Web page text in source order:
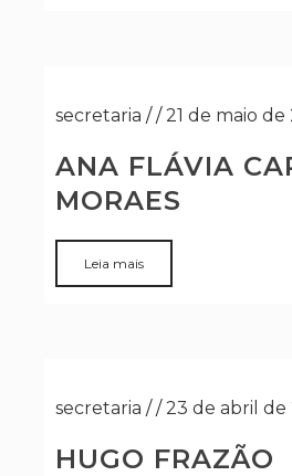
secretaria //21 de maio de
ANA FLÁVIA
MORAES
Leia mais
secretaria //23 de abril de
HUGO FRAZÃO